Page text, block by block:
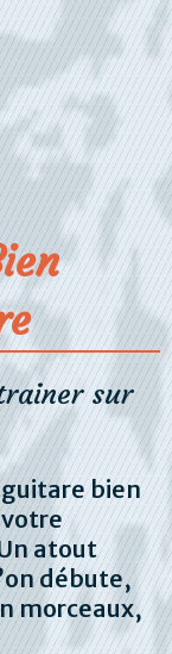
sur
bien
atout
débute,
morceaux,